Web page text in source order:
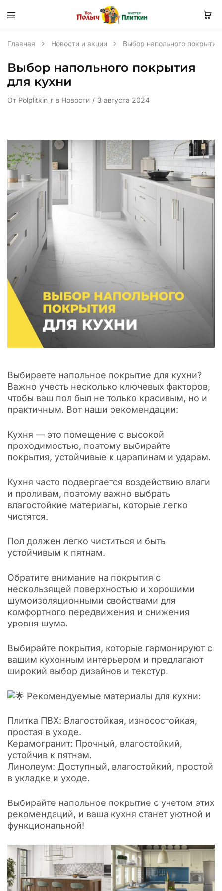
Главная Новости и акции Выбор напольного
Выбор напольного покрытия
для кухни
От Polplitkin_r в Новости 3 августа 2024
Выбираете напольное покрытие для кухни?
Важно учесть несколько ключевых факторов,
чтобы ваш пол был не только красивым, но и
практичным. Вот наши рекомендации:
Кухня — это помещение с высокой
проходимостью, поэтому выбирайте
покрытия, устойчивые к царапинам и ударам.
Кухня часто подвергается воздействию влаги
и проливам, поэтому важно выбрать
влагостойкие материалы, которые легко
чистятся.
Пол должен легко чиститься и быть
устойчивым к пятнам.
Обратите внимание на покрытия с
нескользящей поверхностью и хорошими
шумоизоляционными свойствами для
комфортного передвижения и снижения
уровня шума.
Выбирайте покрытия, которые гармонируют с
вашим кухонным интерьером и предлагают
широкий выбор дизайнов и текстур.
Рекомендуемые материалы для кухни:
Плитка ПВХ: Влагостойкая, износостойкая,
простая в уходе.
Керамогранит: Прочный, влагостойкий,
устойчив к пятнам.
Линолеум: Доступный, влагостойкий, простой
в укладке и уходе.
Выбирайте напольное покрытие с учетом этих
рекомендаций, и ваша кухня станет уютной и
функциональной!